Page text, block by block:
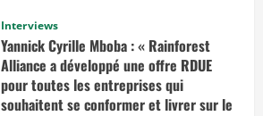
Interviews
Yannick Cyrille Mboba : « Rainforest
Alliance a développé une offre RDUE
pour toutes les entreprises qui
souhaitent se conformer et livrer sur le